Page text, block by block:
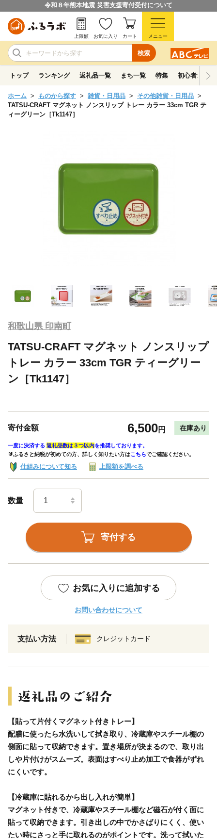
令和８年熊本地震 災害支援寄付受付について
検索
上限額 お気に入り カート メニュー
トップ ランキング 返礼品一覧 まち一覧 特集 初心者ガイド
ホーム ものから探す 雑貨・日用品
その他雑貨・日用品
TATSU-CRAFT マグネット ノンスリップ トレー カラー 33cm TGR テ
ィーグリーン［Tk1147］
和歌山県 印南町
TATSU-CRAFT マグネット ノンスリップ
トレー カラー 33cm TGR ティーグリー
ン［Tk1147］
寄付金額 6,500円 在庫あり
一度に決済する 返礼品数は３つ以内を推奨しております。
🔰ふるさと納税が初めての方、詳しく知りたい方はこちらでご確認ください。
仕組みについて知る 上限額を調べる
数量
寄付する
お気に入りに追加する
お問い合わせについて
支払い方法 クレジットカード
【貼って片付くマグネット付きトレー】
配膳に使ったら水洗いして拭き取り、冷蔵庫やスチール棚の
側面に貼って収納できます。置き場所が決まるので、取り出
しや片付けがスムーズ。表面はすべり止め加工で食器がずれ
にくいです。
【冷蔵庫に貼れるから出し入れが簡単】
マグネット付きで、冷蔵庫やスチール棚など磁石が付く面に
貼って収納できます。引き出しの中でかさばりにくく、使い
たい時にさっと手に取れるのがポイントです。洗って拭いた